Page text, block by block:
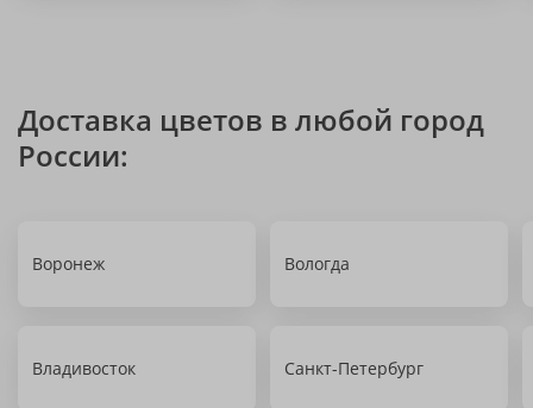
Доставка цветов в любой город
России:
Воронеж Вологда
Владивосток Санкт-Петербург